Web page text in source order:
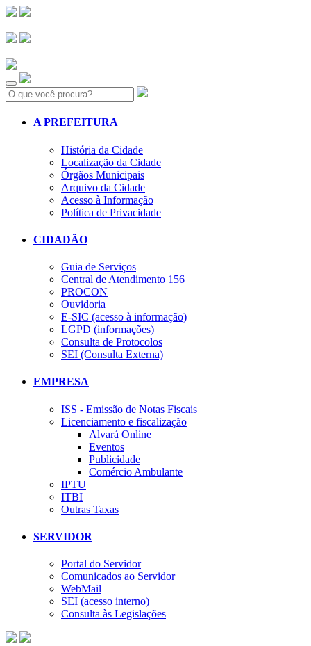
Search:
A PREFEITURA
História da Cidade
Localização da Cidade
Órgãos Municipais
Arquivo da Cidade
Acesso à Informação
Política de Privacidade
CIDADÃO
Guia de Serviços
Central de Atendimento 156
PROCON
Ouvidoria
E-SIC (acesso à informação)
LGPD (informações)
Consulta de Protocolos
SEI (Consulta Externa)
EMPRESA
ISS - Emissão de Notas Fiscais
Licenciamento e fiscalização
Alvará Online
Eventos
Publicidade
Comércio Ambulante
IPTU
ITBI
Outras Taxas
SERVIDOR
Portal do Servidor
Comunicados ao Servidor
WebMail
SEI (acesso interno)
Consulta às Legislações